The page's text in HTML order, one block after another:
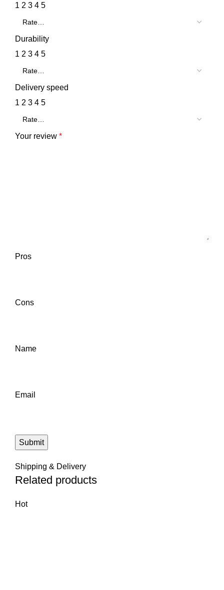
1 2 3 4 5
Durability
1 2 3 4 5
Delivery speed
1 2 3 4 5
Your review *
Pros
Cons
Name
Email
Shipping & Delivery
Related products
Hot